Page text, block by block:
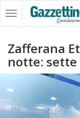
Zafferana
notte: